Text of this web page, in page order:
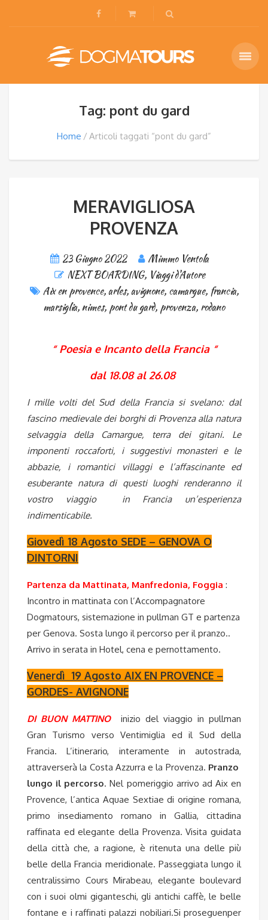
Tag: pont du gard
Home Articoli taggati “pont du gard”
MERAVIGLIOSA
PROVENZA
23 Giugno 2022
Mimmo Ventola
NEXT BOARDING, Viaggi d'Autore
Aix en provence,arles,avignone, camargue, francia,
marsiglia, nimes, pont du gard, provenza, rodano
“ Poesia e Incanto della Francia “
dal 18.08 al 26.08
I mille volti del Sud della Francia si svelano: dal
fascino medievale dei borghi di Provenza alla natura
selvaggia della Camargue, terra dei gitani. Le
imponenti roccaforti, i suggestivi monasteri e le
abbazie, i romantici villaggi e l’affascinante ed
esuberante natura di questi luoghi renderanno il
vostro viaggio in Francia un’esperienza
indimenticabile.
Giovedì 18 Agosto SEDE – GENOVA O
DINTORNI
Partenza da Mattinata, Manfredonia, Foggia :
Incontro in mattinata con l’Accompagnatore
Dogmatours, sistemazione in pullman GT e partenza
per Genova. Sosta lungo il percorso per il pranzo..
Arrivo in serata in Hotel, cena e pernottamento.
Venerdì 19 Agosto AIX EN PROVENCE –
GORDES- AVIGNONE
DI BUON MATTINOinizio del viaggio in pullman
Gran Turismo verso Ventimiglia ed il Sud della
Francia. L’itinerario, interamente in autostrada,
attraverserà la Costa Azzurra e la Provenza. Pranzo
lungo il percorso. Nel pomeriggio arrivo ad Aix en
Provence, l’antica Aquae Sextiae di origine romana,
primo insediamento romano in Gallia, cittadina
raffinata ed elegante della Provenza. Visita guidata
della città che, a ragione, è ritenuta una delle più
belle della Francia meridionale. Passeggiata lungo il
centralissimo Cours Mirabeau, elegante boulevard
con i suoi olmi giganteschi, gli antichi caffè, le belle
fontane e i raffinati palazzi nobiliari.Si proseguenper